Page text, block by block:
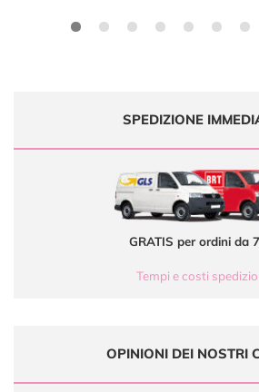
SPEDIZIONE
GRATIS per ordini da
Tempi e costi
OPINIONI DEI NOSTRI